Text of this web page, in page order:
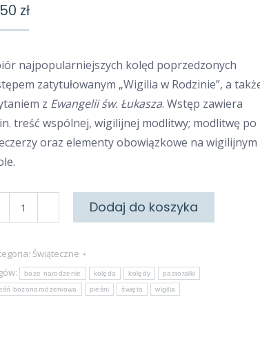
zł
najpopularniejszych kolęd poprzedzonych
zatytułowanym „Wigilia w Rodzinie”, a
z Ewangelii św. Łukasza. Wstęp zawiera
treść wspólnej, wigilijnej modlitwy; modlitwę po
oraz elementy obowiązkowe na wigilijnym
Dodaj do koszyka
Świąteczne
boże narodzenie kolęda kolędy pastorałki
bożonarodzeniowa pieśni święta wigilia